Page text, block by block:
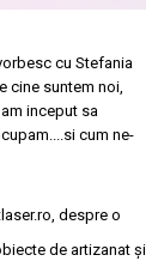
cu Stefania
cine suntem noi,
inceput sa
cum ne-
despre o
de artizanat și